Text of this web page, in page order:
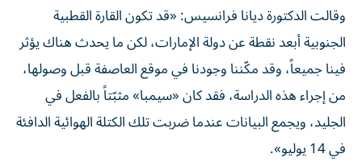
وقالت الدكتورة ديانا فرانسيس: «قد تكون القارة القطبية
الجنوبية أبعد نقطة عن دولة الإمارات، لكن ما يحدث هناك يؤثر
فينا جميعاً، وقد مكّننا وجودنا في موقع العاصفة قبل وصولها،
من إجراء هذه الدراسة، فقد كان «سيمبا» مثبّتاً بالفعل في
الجليد، ويجمع البيانات عندما ضربت تلك الكتلة الهوائية الدافئة
في 14 يوليو».